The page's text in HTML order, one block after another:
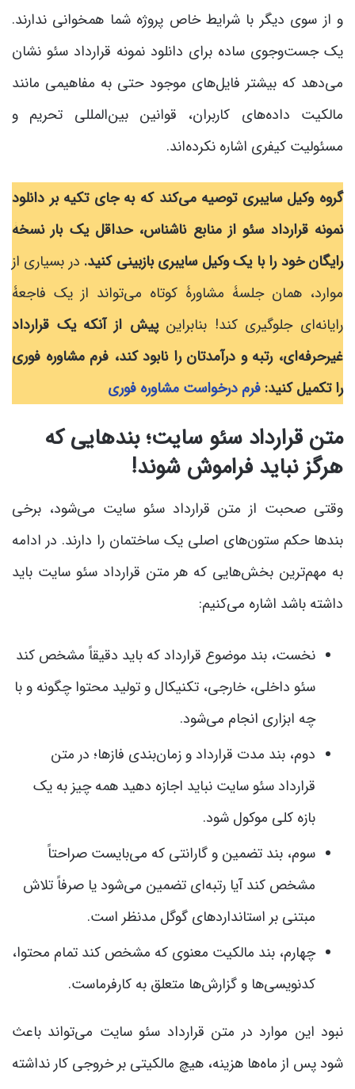
و از سوی دیگر با شرایط خاص پروژه شما همخوانی ندارند.
یک جست‌وجوی ساده برای دانلود نمونه قرارداد سئو نشان
می‌دهد که بیشتر فایل‌های موجود حتی به مفاهیمی مانند
مالکیت داده‌های کاربران، قوانین بین‌المللی تحریم و
مسئولیت کیفری اشاره نکرده‌اند.
گروه وکیل سایبری توصیه می‌کند که به جای تکیه بر دانلود
نمونه قرارداد سئو از منابع ناشناس، حداقل یک بار نسخۀ
رایگان خود را با یک وکیل سایبری بازبینی کنید. در بسیاری از
موارد، همان جلسۀ مشاورۀ کوتاه می‌تواند از یک فاجعۀ
رایانه‌ای جلوگیری کند! بنابراینپیش از آنکه یک قرارداد
غیرحرفه‌ای، رتبه و درآمدتان را نابود کند، فرم مشاوره فوری
را تکمیل کنید: فرم درخواست مشاوره فوری
متن قرارداد سئو سایت؛ بندهایی که
هرگز نباید فراموش شوند!
وقتی صحبت از متن قرارداد سئو سایت می‌شود، برخی
بندها حکم ستون‌های اصلی یک ساختمان را دارند. در ادامه
به مهم‌ترین بخش‌هایی که هر متن قرارداد سئو سایت باید
داشته باشد اشاره می‌کنیم:
نخست، بند موضوع قرارداد که باید دقیقاً مشخص کند
سئو داخلی، خارجی، تکنیکال و تولید محتوا چگونه و با
چه ابزاری انجام می‌شود.
دوم، بند مدت قرارداد و زمان‌بندی فازها؛ در متن
قرارداد سئو سایت نباید اجازه دهید همه چیز به یک
بازه کلی موکول شود.
سوم، بند تضمین و گارانتی که می‌بایست صراحتاً
مشخص کند آیا رتبه‌ای تضمین می‌شود یا صرفاً تلاش
مبتنی بر استانداردهای گوگل مدنظر است.
چهارم، بند مالکیت معنوی که مشخص کند تمام محتوا،
کدنویسی‌ها و گزارش‌ها متعلق به کارفرماست.
نبود این موارد در متن قرارداد سئو سایت می‌تواند باعث
شود پس از ماه‌ها هزینه، هیچ مالکیتی بر خروجی کار نداشته